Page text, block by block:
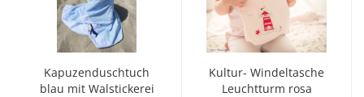
Kapuzenduschtuch
blau mit Walstickerei
Kultur- Windeltasche
Leuchtturm rosa